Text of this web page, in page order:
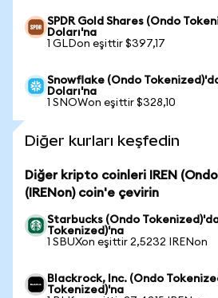
SPDR Gold Shares (Ondo
Doları'na
1 GLDon eşittir $397,17
Snowflake (Ondo
Doları'na
1 SNOWon eşittir $328,10
Diğer kurları keşfedin
Diğer kripto coinleri IREN
(IRENon) coin'e çevirin
Starbucks (Ondo
Tokenized)'na
1 SBUXon eşittir 2,5232 IRENon
Blackrock, Inc. (Ondo
Tokenized)'na